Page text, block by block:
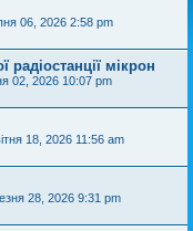
06, 2026 2:58 pm
радіостанції мікрон
02, 2026 10:07 pm
18, 2026 11:56 am
28, 2026 9:31 pm